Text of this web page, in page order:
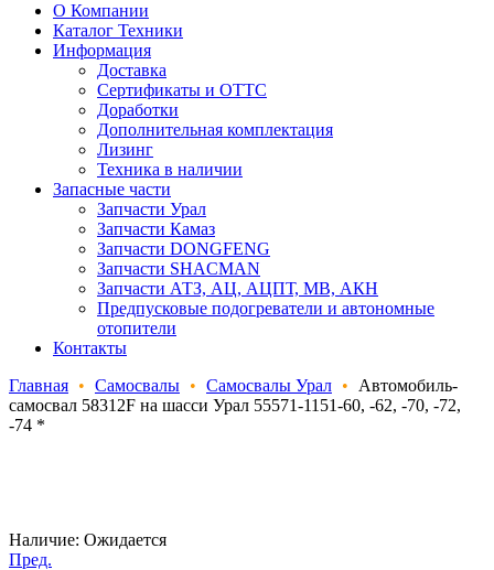
О Компании
Каталог Техники
Информация
Доставка
Сертификаты и ОТТС
Доработки
Дополнительная комплектация
Лизинг
Техника в наличии
Запасные части
Запчасти Урал
Запчасти Камаз
Запчасти DONGFENG
Запчасти SHACMAN
Запчасти АТЗ, АЦ, АЦПТ, МВ, АКН
Предпусковые подогреватели и автономные
отопители
Контакты
Главная • Самосвалы • Самосвалы Урал •
Автомобиль-
самосвал 58312F на шасси Урал 55571-1151-60, -62, -70, -72,
-74 *
Наличие: Ожидается
Пред.